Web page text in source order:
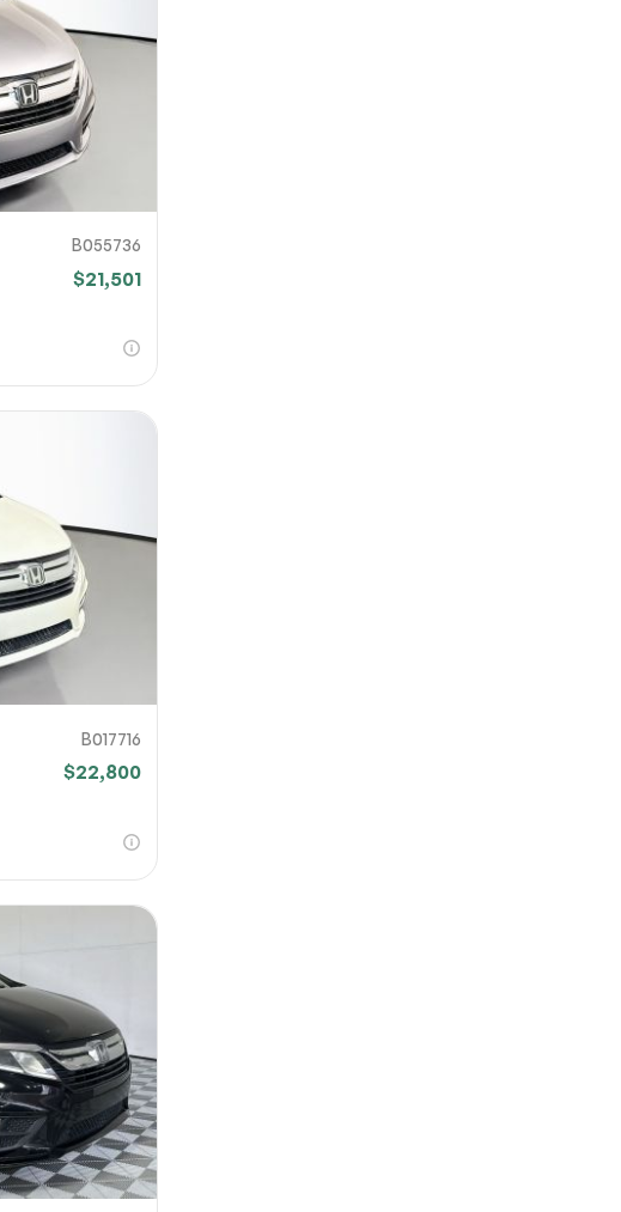
B055736
$21,501
B017716
$22,800
problema
Imgur o